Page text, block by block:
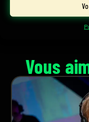
Vous